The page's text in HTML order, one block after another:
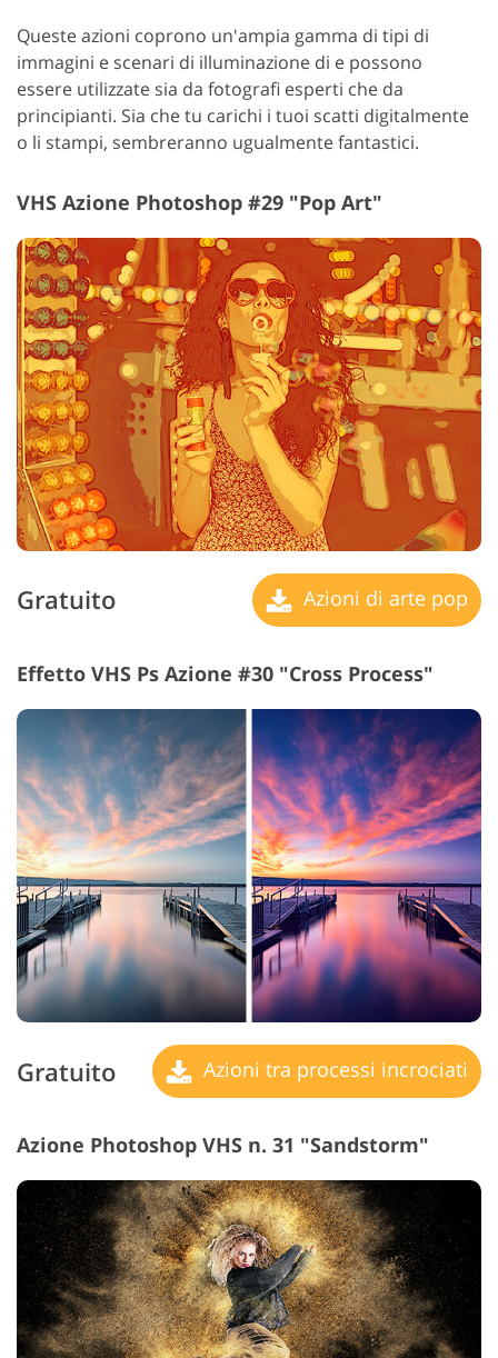
Queste azioni coprono un'ampia gamma di tipi di
immagini e scenari di illuminazione di e possono
essere utilizzate sia da fotografi esperti che da
principianti. Sia che tu carichi i tuoi scatti digitalmente
o li stampi, sembreranno ugualmente fantastici.
VHS Azione Photoshop #29 "Pop Art"
Gratuito Azioni di arte pop
Effetto VHS Ps Azione #30 "Cross Process"
Gratuito Azioni tra processi incrociati
Azione Photoshop VHS n. 31 "Sandstorm"